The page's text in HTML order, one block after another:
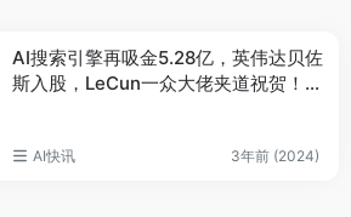
AI搜索引擎再吸金5.28亿，英伟达贝佐
斯入股，LeCun一众大佬夹道祝贺！网
AI快讯 3年前 (2024)